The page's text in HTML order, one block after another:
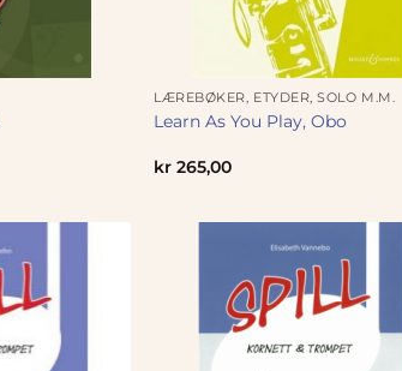
LÆREBØKER, ETYDER, SOLO M.M.
Learn As You Play, Obo
kr 265,00